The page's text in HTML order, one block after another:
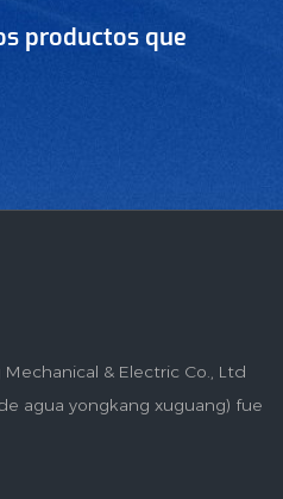
productos que
& Electric Co., Ltd
agua yongkang xuguang) fue